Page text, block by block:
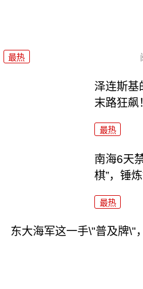
最热
泽连斯基
末路狂飙
最热
南海6天
棋”，锤
最热
东大海军这一手\"普及牌\"